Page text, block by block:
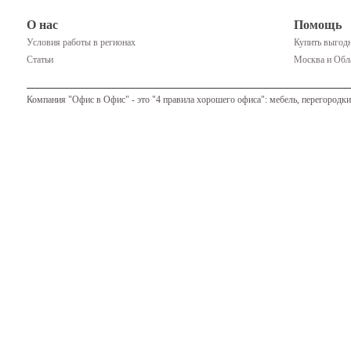
О нас
Условия работы в регионах
Статьи
Помощь
Купить
Москва и
Компания "Офис в Офис" - это "4 правила хорошего офиса": мебель,